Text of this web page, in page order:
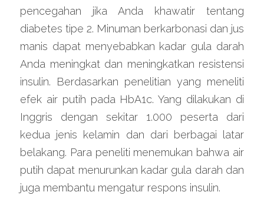
pencegahan jika Anda khawatir tentang
diabetes tipe 2. Minuman berkarbonasi dan jus
manis dapat menyebabkan kadar gula darah
Anda meningkat dan meningkatkan resistensi
insulin. Berdasarkan penelitian yang meneliti
efek air putih pada HbA1c. Yang dilakukan di
Inggris dengan sekitar 1.000 peserta dari
kedua jenis kelamin dan dari berbagai latar
belakang. Para peneliti menemukan bahwa air
putih dapat menurunkan kadar gula darah dan
juga membantu mengatur respons insulin.